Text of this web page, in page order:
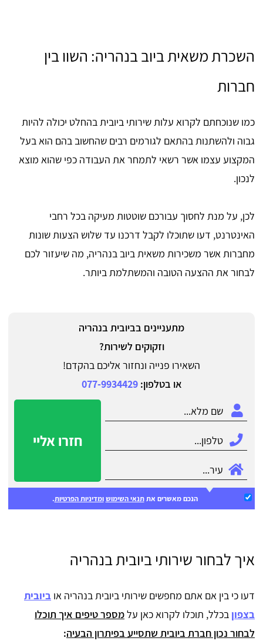
השכרת משאית ביוב בנהריה: השוו בין
חברות
כמו שנוכחתם לקרוא עלות שירותי ביובית בהחלט יכולה להיות
גבוה ולהשתנות בהתאם לגורמים רבים שהחשוב בהם הוא בעל
המקצוע עצמו אשר רשאי לתמחר את העבודה כפי שהוא מוצא
לנכון.
לכן, על מנת לחסוך עבורכם שוטטות מעיקה בכל רחבי
האינטרנט, דעו שתוכלו לקבל דרכנו עד שלוש הצעות שונות
מחברות אשר משכירות משאית ביוב בנהריה, מה שיעזור לכם
לבחור את ההצעה הטובה והמשתלמת ביותר.
מתעניינים בביובית בנהריה
וזקוקים לשירות?
השאירו פנייה ונחזור אליכם בהקדם!
או בטלפון:077-9934429
חזרו אליי
הנכם מאשרים אתתנאי השימוש ומדיניות הפרטיות.
איך לבחור שירותי ביובית בנהריה
דעו כי בין אם אתם מחפשים שירותי ביובית בנהריה או ביובית
בצפון בכלל, תוכלו לקרוא כאן עלמספר טיפים איך תוכלו
לבחור נכון חברת ביובית שתסייע בפיתרון הבעיה: